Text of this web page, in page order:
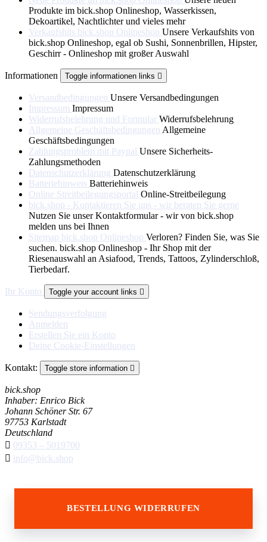
Produkte im bick.shop Onlineshop, Wasserkissen,
Dekoartikel, Nachtlichter und vieles mehr
Verkaufshits bick.shop Onlineshop Unsere Verkaufshits von
bick.shop Onlineshop, egal ob Sushi, Sonnenbrillen, Hipster,
Geschirr - Onlineshop mit großer Auswahl
Informationen Toggle informationen links 
Versandbedingungen Unsere Versandbedingungen
Impressum Impressum
Widerrufsbelehrung und Formular Widerrufsbelehrung
Allgemeine Geschäftsbedingungen Allgemeine
Geschäftsbedingungen
Zahlungsproblem mit Paypal Unsere Sicherheits-
Zahlungsmethoden
Datenschutzerklärung Datenschutzerklärung
Batteriehinweis Batteriehinweis
Online Streitbeilegungsportal Online-Streitbeilegung
bick.shop - Kontaktieren Sie uns - wir beraten Sie gerne
Nutzen Sie unser Kontaktformular - wir von bick.shop
melden uns bei Ihnen
Sitemap bick.shop Onlineshop Verloren? Finden Sie, was Sie
suchen. bick.shop Onlineshop - Ihr Shop mit der
Riesenauswahl an Asiafood, Trends, Tattoos, Zylinderschloß,
Tierbedarf.
Ihr Konto Toggle your account links 
Sendungsverfolgung
Anmelden
Erstellen Sie ein Konto
Deine Cookie-Einstellungen
Kontakt: Toggle store information 
bick.shop
Inhaber: Enrico Bick
Johann Schöner Str. 67
97753 Karlstadt
Deutschland
 09353 – 5019700
 info@bick.shop
BESTELLUNG WIDERRUFEN